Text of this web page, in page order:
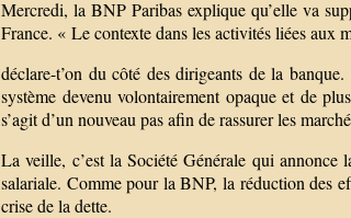
Mercredi, la BNP Paribas explique qu’elle va
France. « Le contexte dans les activités liées aux
déclare-t’on du côté des dirigeants de la
système devenu volontairement opaque et de
s’agit d’un nouveau pas afin de rassurer les
La veille, c’est la Société Générale qui annonce
salariale. Comme pour la BNP, la réduction des
crise de la dette.